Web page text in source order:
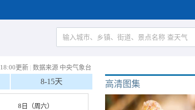
18:00更新 | 数据来源 中央气象台
8-15天
8日（周六）
高清图集